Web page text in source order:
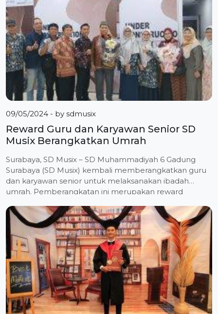
membawa kue basah dengan berbagai macam
kemasan. Kedatangan mereka disambut oleh para
guru dan […]
09/05/2024 - by sdmusix
Reward Guru dan Karyawan Senior SD
Musix Berangkatkan Umrah
Surabaya, SD Musix – SD Muhammadiyah 6 Gadung
Surabaya (SD Musix) kembali memberangkatkan guru
dan karyawan senior untuk melaksanakan ibadah
umrah. Pemberangkatan ini merupakan reward
dedikasi mereka yang telah mengabdi puluhan tahun.
Pemberangkatan Guru dan Karyawan Senior Pada
Rabu, 4 September 2024, dua karyawan senior SD
Musix, Evi Firdaini, […]